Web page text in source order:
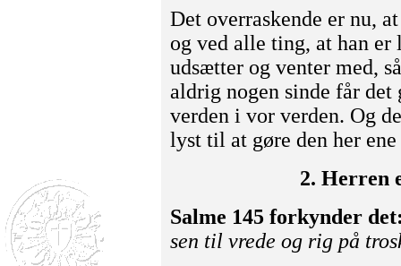
Det overraskende er nu,
og ved alle ting, at han er
udsætter og venter med,
aldrig nogen sinde får det
verden i vor verden. Og
lyst til at gøre den her
2. Herren
Salme 145 forkynder
sen til vrede og rig på